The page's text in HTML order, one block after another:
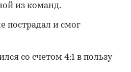
из команд.
пострадал и смог
со счетом 4:1 в пользу